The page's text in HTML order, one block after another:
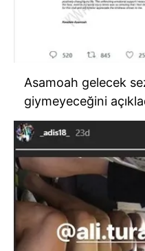
Asamoah gelecek
giymeyeceğini